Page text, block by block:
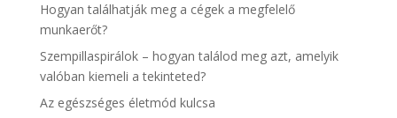
Hogyan találhatják meg a cégek a megfelelő
munkaerőt?
Szempillaspirálok – hogyan találod meg azt, amelyik
valóban kiemeli a tekinteted?
Az egészséges életmód kulcsa